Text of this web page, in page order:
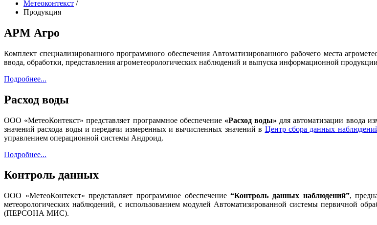
Метеоконтекст /
Продукция
АРМ Агро
Комплект специализированного программного обеспечения Автоматизированного рабочего места
ввода, обработки, представления агрометеорологических наблюдений и выпуска информационной
Подробнее...
Расход воды
ООО «МетеоКонтекст» представляет программное обеспечение «Расход воды» для автоматизации ввода
значений расхода воды и передачи измеренных и вычисленных значений в Центр сбора данных
управлением операционной системы Андроид.
Подробнее...
Контроль данных
ООО «МетеоКонтекст» представляет программное обеспечение“Контроль данных наблюдений”,
метеорологических наблюдений, с использованием модулей Автоматизированной системы первичной
(ПЕРСОНА МИС).